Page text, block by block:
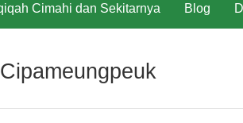
Cimahi dan Sekitarnya Blog